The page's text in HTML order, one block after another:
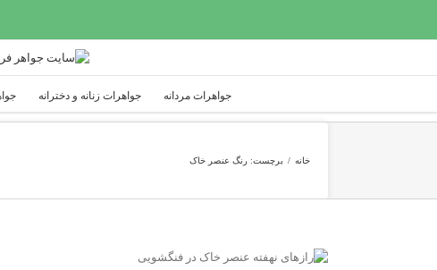
content
جواهرات مردانه جواهرات زنانه و دخترانه
خانه / برچست: رنگ عنصر خاک